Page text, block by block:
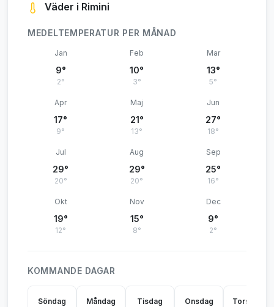
Väder i Rimini
MEDELTEMPERATUR PER MÅNAD
Jan
9°
2°
Feb
10°
3°
Mar
13°
5°
Apr
17°
9°
Maj
21°
13°
Jun
27°
18°
Jul
29°
20°
Aug
29°
20°
Sep
25°
16°
Okt
19°
12°
Nov
15°
8°
Dec
9°
2°
KOMMANDE DAGAR
Söndag Måndag Tisdag Onsdag Torsdag